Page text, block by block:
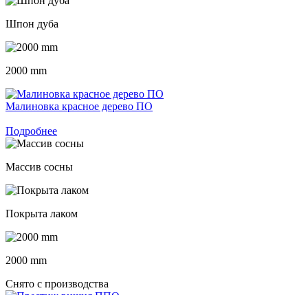
Шпон дуба
2000 mm
Малиновка красное дерево ПО
Подробнее
Массив сосны
Покрыта лаком
2000 mm
Снято с производства